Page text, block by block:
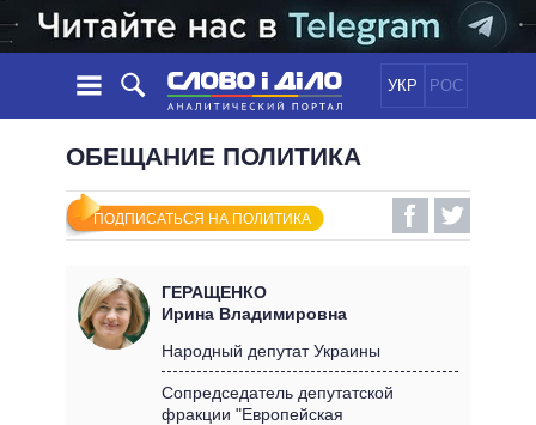
УКР РОС
НОВОСТИ
ЛЕНТА
СОБЫТИЯ
СТАТЬИ
МНЕНИЯ
ОБЗОРЫ
ДАЙДЖЕСТЫ
ПОЛИТИКА
ЭКОНОМИКА
МИР
ОБЕЩАНИЯ
ВСЕ ПОЛИТИКИ
ПРЕЗИДЕНТ И ОФИС
КАБИНЕТ МИНИСТРОВ
ИНФОГРАФИКА
ВИДЕО
ПОДДЕРЖАТЬ
ОБЕЩАНИЕ ПОЛИТИКА
ПОДПИСАТЬСЯ НА ПОЛИТИКА
ГЕРАЩЕНКО
Ирина Владимировна
Народный депутат Украины
Сопредседатель депутатской
фракции "Европейская